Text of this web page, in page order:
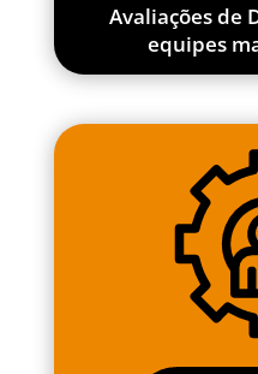
Avaliações de
equipes